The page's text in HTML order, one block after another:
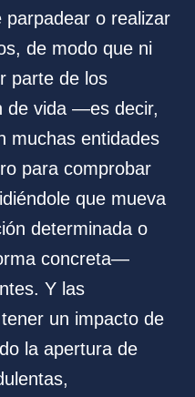
parpadear o realizar
de modo que ni
parte de los
de vida —es decir,
muchas entidades
para comprobar
que mueva
determinada o
concreta—
Y las
un impacto de
la apertura de